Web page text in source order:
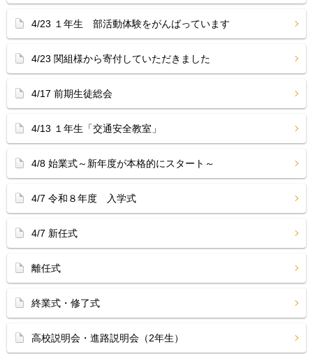
4/23 １年生 部活動体験をがんばっています
4/23 関組様から寄付していただきました
4/17 前期生徒総会
4/13 １年生「交通安全教室」
4/8 始業式～新年度が本格的にスタート～
4/7 令和８年度 入学式
4/7 新任式
離任式
終業式・修了式
高校説明会・進路説明会（2年生）